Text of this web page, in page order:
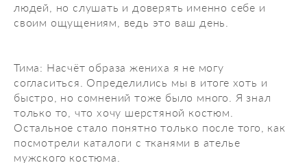
людей, но слушать и доверять именно себе и
своим ощущениям, ведь это ваш день.
Тима: Насчёт образа жениха я не могу
согласиться. Определились мы в итоге хоть и
быстро, но сомнений тоже было много. Я знал
только то, что хочу шерстяной костюм.
Остальное стало понятно только после того, как
посмотрели каталоги с тканями в ателье
мужского костюма.